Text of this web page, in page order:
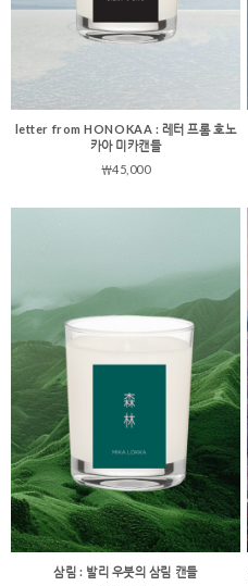
letter from HONOKAA : 레터 프롬 호노
카아 미카캔들
￦45,000
삼림 : 발리 우붓의 삼림 캔들